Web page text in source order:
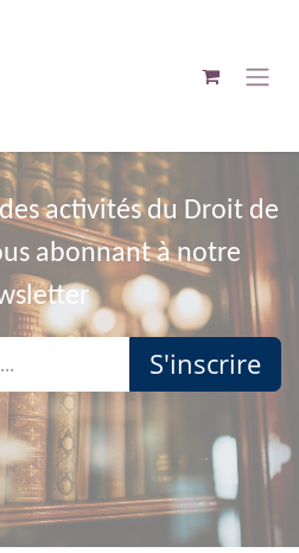
activités du Droit de
abonnant à notre
S'inscrire